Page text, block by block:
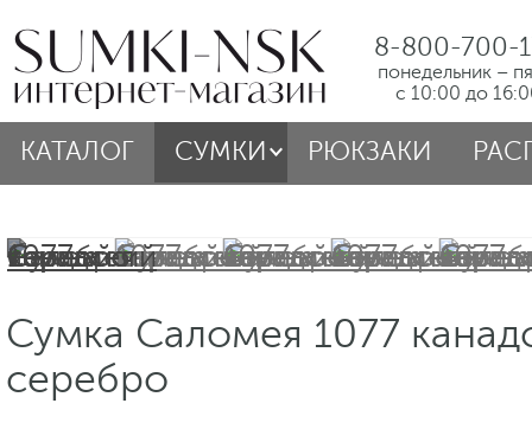
8-800-700-
понедельник –
с 10:00 до
КАТАЛОГ СУМКИ РЮКЗАКИ
Сумка Саломея 1077
серебро